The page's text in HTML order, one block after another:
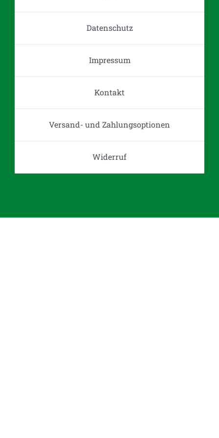
der
gewählt
Datenschutz
Impressum
Kontakt
Versand- und Zahlungsoptionen
Widerruf